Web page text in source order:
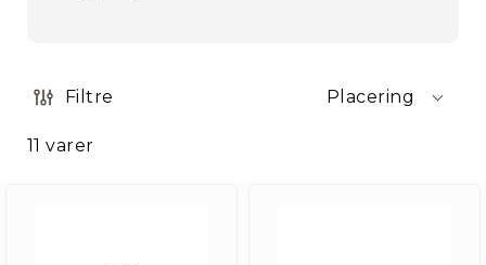
11 varer
Filtre Placering